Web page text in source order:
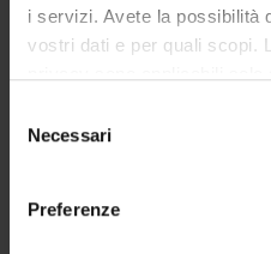
i servizi. Avete la possibilità
vostri dati e per quali scopi.
modificare o revocare il
momento dalla
delNecessari
Preferenze
UFFICI E STRUTTURE DI
STRUTTURE DEL